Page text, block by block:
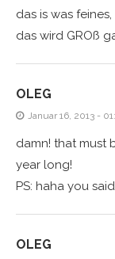
das is was
das wird GROß
OLEG
Januar 16, 2013 -
damn! that must
year long!
PS: haha you
OLEG